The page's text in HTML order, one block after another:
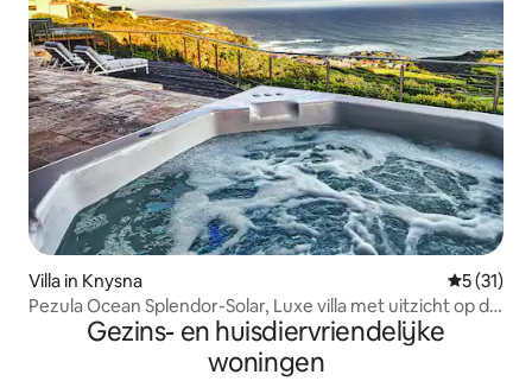
Villa in Knysna
5 (31)
Pezula Ocean Splendor-Solar, Luxe villa met uitzicht op de
oceaanGezins- en huisdiervriendelijke
woningen